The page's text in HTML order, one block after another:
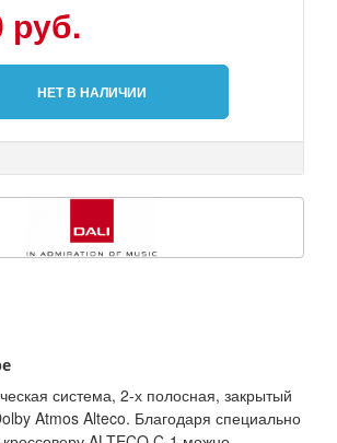
руб.
НЕТ В НАЛИЧИИ
система, 2-х полосная, закрытый
Atmos Alteco. Благодаря специально